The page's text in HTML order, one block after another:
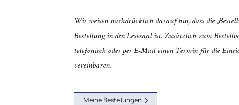
Wir weisen nachdrücklich darauf hin, dass die
Bestellung in den Lesesaal ist. Zusätzlich zum
telefonisch oder per E-Mail einen Termin für die
vereinbaren.
Meine Bestellungen